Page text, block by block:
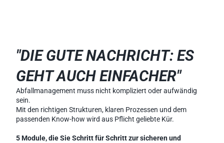
"DIE GUTE NACHRICHT: ES
GEHT AUCH EINFACHER"
Abfallmanagement muss nicht kompliziert oder aufwändig
sein.
Mit den richtigen Strukturen, klaren Prozessen und dem
passenden Know-how wird aus Pflicht geliebte Kür.
5 Module, die Sie Schritt für Schritt zur sicheren und